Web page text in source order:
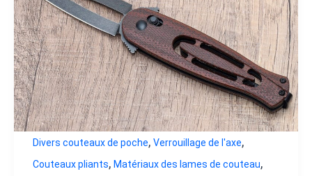
Divers couteaux de poche, Verrouillage de l'axe,
Couteaux pliants, Matériaux des lames de couteau,